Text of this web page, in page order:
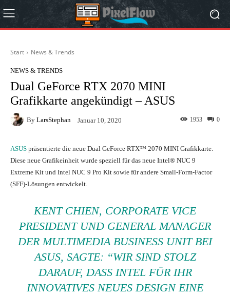
Start News & Trends
NEWS & TRENDS
Dual GeForce RTX 2070 MINI
Grafikkarte angekündigt – ASUS
By LarsStephan Januar 10, 2020 0
1953
ASUS präsentierte die neue Dual GeForce RTX™ 2070 MINI Grafikkarte.
Diese neue Grafikeinheit wurde speziell für das neue Intel® NUC 9
Extreme Kit und Intel NUC 9 Pro Kit sowie für andere Small-Form-Factor
(SFF)-Lösungen entwickelt.
KENT CHIEN, CORPORATE VICE
PRESIDENT UND GENERAL MANAGER
DER MULTIMEDIA BUSINESS UNIT BEI
ASUS, SAGTE: “WIR SIND STOLZ
DARAUF, DASS INTEL FÜR IHR
INNOVATIVES NEUES DESIGN EINE